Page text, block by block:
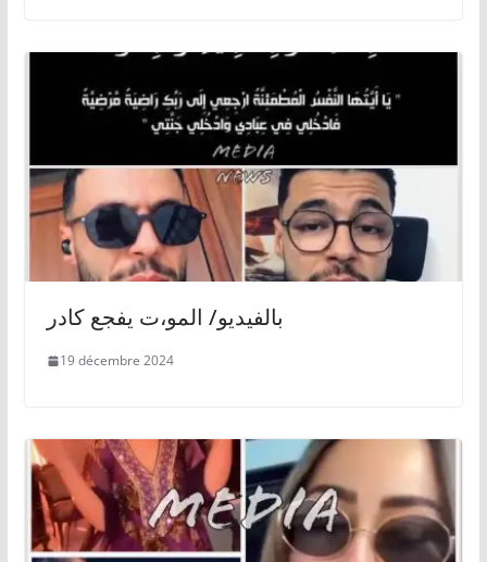
بالفيديو/ المو،ت يفجع كادر
19 décembre 2024